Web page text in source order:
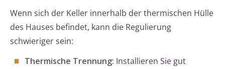
Wenn sich der Keller innerhalb der thermischen Hülle
des Hauses befindet, kann die Regulierung
schwieriger sein:
Thermische Trennung: Installieren Sie gut